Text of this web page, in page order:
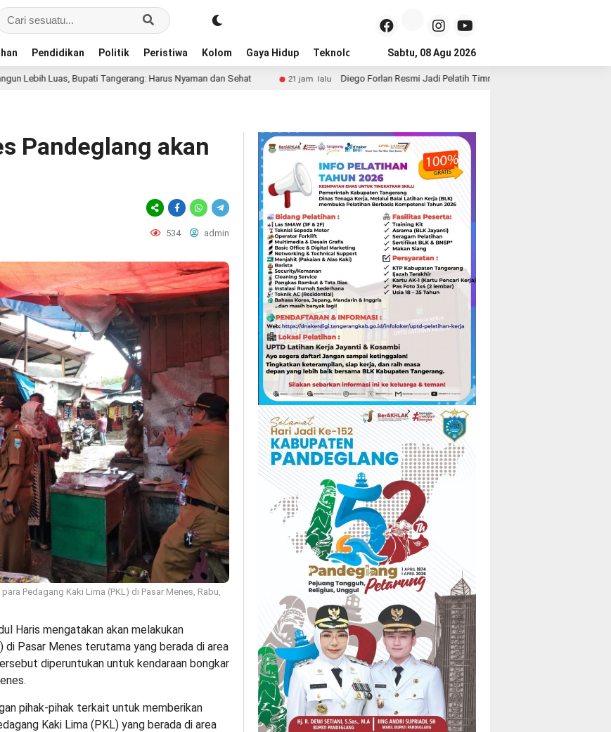
Pendidikan Politik Peristiwa Kolom Gaya Hidup Teknologi Advertorial Tips
Sabtu, 08 Agu 2026
Tangerang: Harus Nyaman dan Sehat 21 jam lalu Diego Forlan Resmi Jadi Pelatih Timnas Uruguay, Era Baru La Celeste Dimulai
Pandeglang akan
534 admin
Pedagang Kaki Lima (PKL) di Pasar Menes, Rabu,
Haris mengatakan akan melakukan
di Pasar Menes terutama yang berada di area
diperuntukan untuk kendaraan bongkar
pihak-pihak terkait untuk memberikan
Kaki Lima (PKL) yang berada di area